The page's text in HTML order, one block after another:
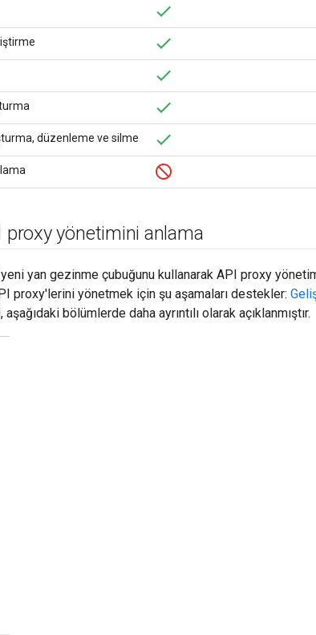
düzenleme ve silme
proxy yönetimini anlama
yan gezinme çubuğunu kullanarak API proxy
proxy'lerini yönetmek için şu aşamaları destekler:
aşağıdaki bölümlerde daha ayrıntılı olarak açıklanmıştır.